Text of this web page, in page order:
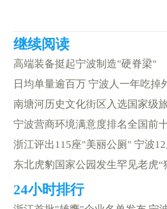
高端装备挺起宁波制造"硬脊梁"
日均单量逾百万 宁波人一年吃掉
南塘河历史文化街区入选国家级
宁波营商环境满意度排名全国前
浙江评出115座"美丽公厕" 宁波
东北虎豹国家公园发生罕见老虎“